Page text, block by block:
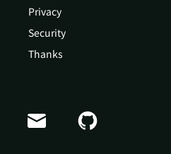
Privacy
Security
Thanks